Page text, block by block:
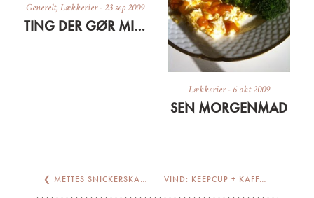
Generelt, Lækkerier-23 sep 2009
TING DER GØR MIG GLAD LIGE NU
Lækkerier- 6 okt 2009
SEN MORGENMAD
❮ METTES SNICKERSKAGE // SNICKERS CAKE VIND: KEEPCUP + KAFFE❯